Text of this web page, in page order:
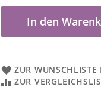
In den
ZUR WUNSCHLISTE
ZUR